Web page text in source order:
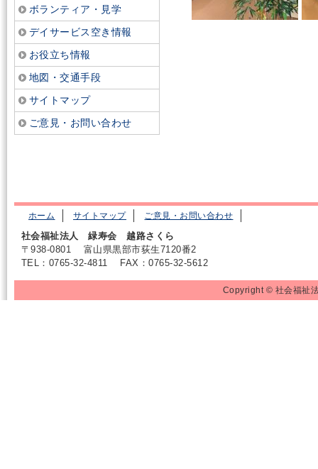
ボランティア・見学
デイサービス空き情報
お役立ち情報
地図・交通手段
サイトマップ
ご意見・お問い合わせ
ホーム サイトマップ ご意見・お問い合わせ
社会福祉法人 緑寿会 越路さくら
〒938-0801
富山県黒部市荻生7120番2
TEL：0765-32-4811
FAX：0765-32-5612
Copyright © 社会福祉